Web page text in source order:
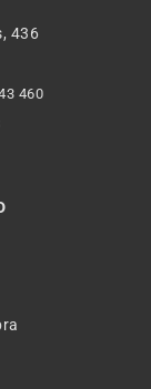
436
460